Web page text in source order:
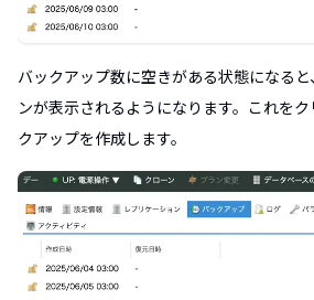
バックアップ数に空きがある状態になる
ンが表示されるようになります。これを
クアップを作成します。